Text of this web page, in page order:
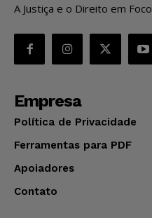
A Justiça e o Direito em Foco
Empresa
Política de Privacidade
Ferramentas para PDF
Apoiadores
Contato